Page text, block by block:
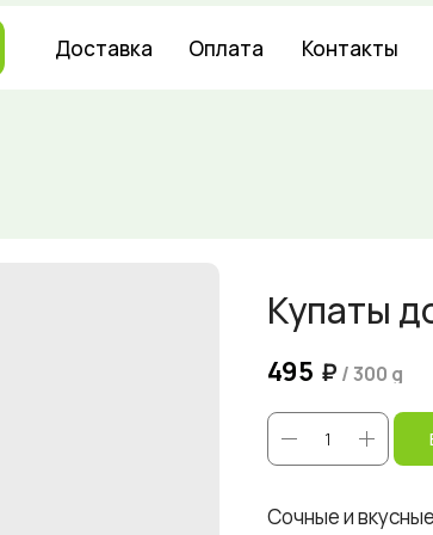
Контакты
Доставка Оплата
Купаты
495 ₽ /300 g
Сочные и